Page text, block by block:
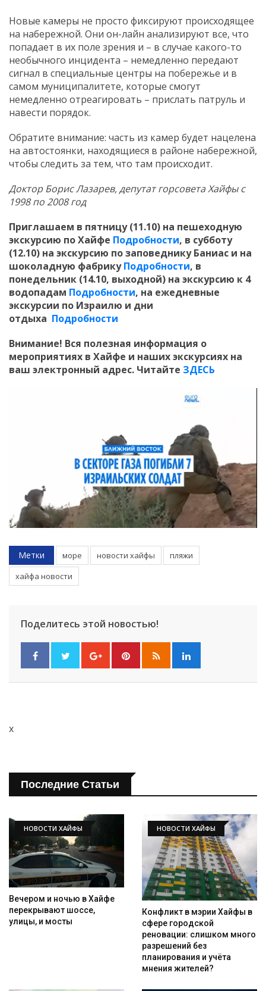
Новые камеры не просто фиксируют происходящее
на набережной. Они он-лайн анализируют все, что
попадает в их поле зрения и – в случае какого-то
необычного инцидента – немедленно передают
сигнал в специальные центры на побережье и в
самом муниципалитете, которые смогут
немедленно отреагировать – прислать патруль и
навести порядок.
Обратите внимание: часть из камер будет нацелена
на автостоянки, находящиеся в районе набережной,
чтобы следить за тем, что там происходит.
Доктор Борис Лазарев, депутат горсовета Хайфы с
1998 по 2008 год
Приглашаем в пятницу (11.10) на пешеходную
экскурсию по Хайфе Подробности, в субботу
(12.10) на экскурсию по заповеднику Баниас и на
шоколадную фабрикуПодробности, в
понедельник (14.10, выходной) на экскурсию к 4
водопадам Подробности, на ежедневные
экскурсии по Израилю и дни
отдыха Подробности
Внимание! Вся полезная информация о
мероприятиях в Хайфе и наших экскурсиях на
ваш электронный адрес. Читайте ЗДЕСЬ
Метки море новости хайфы
пляжи
хайфа новости
Поделитесь этой новостью!
x
Последние Статьи
НОВОСТИ ХАЙФЫ
Вечером и ночью в Хайфе
перекрывают шоссе,
улицы, и мосты
НОВОСТИ ХАЙФЫ
Конфликт в мэрии Хайфы в
сфере городской
реновации: слишком много
разрешений без
планирования и учёта
мнения жителей?